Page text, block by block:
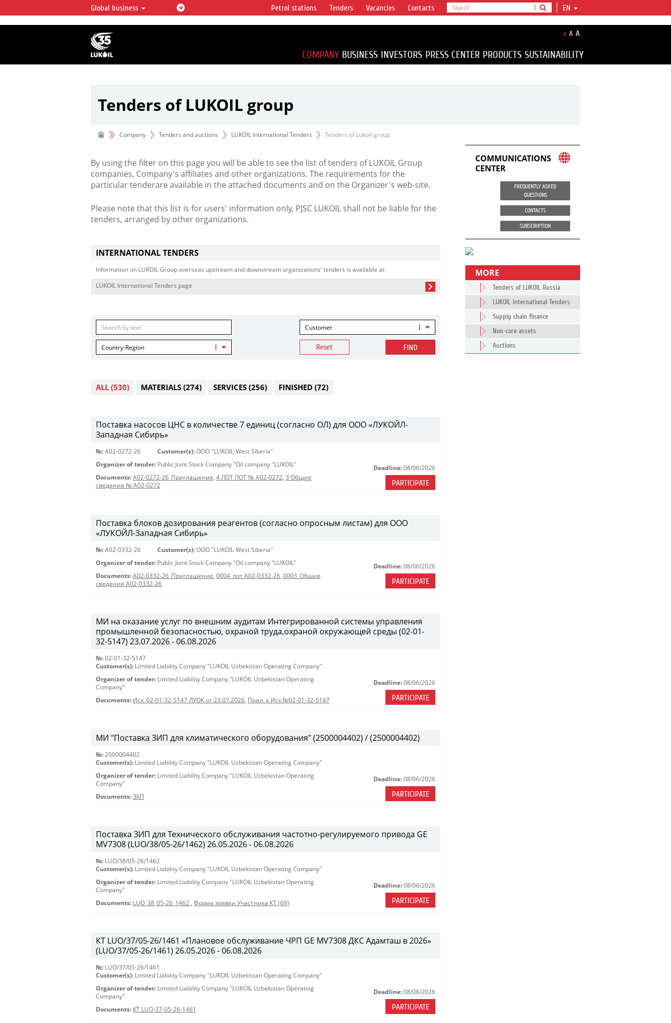
LUKOIL OVERVIEW
LUKOIL is one of the largest oil & gas vertical
integrated companies in the world accounting for
over 2% of crude production and circa 1% of proved
hydrocarbon reserves globally.
Global business EN
Petrol stations Tenders Vacancies Contacts
A A A
COMPANY BUSINESS INVESTORS PRESS CENTER PRODUCTS SUSTAINABILITY
Tenders of LUKOIL group
Company Tenders and auctions LUKOIL International Tenders Tenders of Lukoil group
By using the filter on this page you will be able to see the list of tenders of LUKOIL Group
companies, Company's affiliates and other organizations. The requirements for the
particular tenderare available in the attached documents and on the Organizer's web-site.
Please note that this list is for users' information only, PJSC LUKOIL shall not be liable for the
tenders, arranged by other organizations.
INTERNATIONAL TENDERS
Information on LUKOIL Group overseas upstream and downstream organizations' tenders is available at
LUKOIL International Tenders page
Customer
Country-Region Reset FIND
ALL (530) MATERIALS (274) SERVICES (256) FINISHED (72)
Поставка насосов ЦНС в количестве 7 единиц (согласно ОЛ) для ООО «ЛУКОЙЛ-
Западная Сибирь»
№: A02-0272-26 Customer(s): OOO "LUKOIL-West Siberia"
Organizer of tender: Public Joint Stock Company "Oil company "LUKOIL"
Documents: A02-0272-26_Приглашение, 4 ЛОТ ЛОТ № A02-0272, 3 Общие
сведения № A02-0272
Deadline: 08/06/2026
PARTICIPATE
Поставка блоков дозирования реагентов (согласно опросным листам) для ООО
«ЛУКОЙЛ-Западная Сибирь»
№: A02-0332-26 Customer(s): OOO "LUKOIL-West Siberia"
Organizer of tender: Public Joint Stock Company "Oil company "LUKOIL"
Documents: A02-0332-26_Приглашение, 0004_лот А02-0332-26, 0003_Общие
сведения А02-0332-26
Deadline: 08/06/2026
PARTICIPATE
МИ на оказание услуг по внешним аудитам Интегрированной системы управления
промышленной безопасностью, охраной труда,охраной окружающей среды (02-01-
32-5147) 23.07.2026 - 06.08.2026
№: 02-01-32-5147
Customer(s): Limited Liability Company "LUKOIL Uzbekistan Operating Company"
Organizer of tender: Limited Liability Company "LUKOIL Uzbekistan Operating
Company"
Documents: Исх. 02-01-32-5147 ЛУОК от 23.07.2026, Прил. к Исх.№02-01-32-5147
Deadline: 08/06/2026
PARTICIPATE
МИ "Поставка ЗИП для климатического оборудования" (2500004402) / (2500004402)
№: 2500004402
Customer(s): Limited Liability Company "LUKOIL Uzbekistan Operating Company"
Organizer of tender: Limited Liability Company "LUKOIL Uzbekistan Operating
Company"
Documents: ЗКП
Deadline: 08/06/2026
PARTICIPATE
Поставка ЗИП для Технического обслуживания частотно-регулируемого привода GE
MV7308 (LUO/38/05-26/1462) 26.05.2026 - 06.08.2026
№: LUO/38/05-26/1462
Customer(s): Limited Liability Company "LUKOIL Uzbekistan Operating Company"
Organizer of tender: Limited Liability Company "LUKOIL Uzbekistan Operating
Company"
Documents: LUO_38_05-26_1462 , Форма заявки Участника КТ (69)
Deadline: 08/06/2026
PARTICIPATE
КТ LUO/37/05-26/1461 «Плановое обслуживание ЧРП GE MV7308 ДКС Адамташ в 2026»
(LUO/37/05-26/1461) 26.05.2026 - 06.08.2026
№: LUO/37/05-26/1461
Customer(s): Limited Liability Company "LUKOIL Uzbekistan Operating Company"
Organizer of tender: Limited Liability Company "LUKOIL Uzbekistan Operating
Company"
Documents: КТ LUO-37-05-26-1461
Deadline: 08/06/2026
PARTICIPATE
COMMUNICATIONS
CENTER
FREQUENTLY ASKED
QUESTIONS
CONTACTS
SUBSCRIPTION
MORE
Tenders of LUKOIL Russia
LUKOIL International Tenders
Supply chain finance
Non-core assets
Auctions